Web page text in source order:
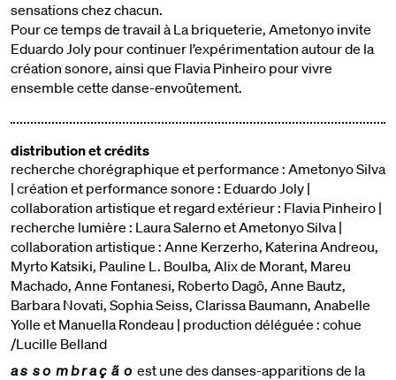
sensations chez chacun.
Pour ce temps de travail à La briqueterie, Ametonyo invite
Eduardo Joly pour continuer l’expérimentation autour de la
création sonore, ainsi que Flavia Pinheiro pour vivre
ensemble cette danse-envoûtement.
distribution et crédits
recherche chorégraphique et performance : Ametonyo Silva
| création et performance sonore : Eduardo Joly |
collaboration artistique et regard extérieur : Flavia Pinheiro |
recherche lumière : Laura Salerno et Ametonyo Silva |
collaboration artistique : Anne Kerzerho, Katerina Andreou,
Myrto Katsiki, Pauline L. Boulba, Alix de Morant, Mareu
Machado, Anne Fontanesi, Roberto Dagô, Anne Bautz,
Barbara Novati, Sophia Seiss, Clarissa Baumann, Anabelle
Yolle et Manuella Rondeau | production déléguée : cohue
/Lucille Belland
a s s o m b r a ç ã o est une des danses-apparitions de la